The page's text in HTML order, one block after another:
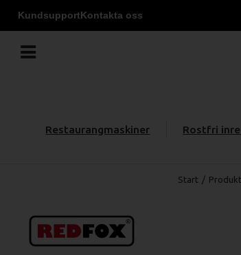
KundsupportKontakta oss
Restaurangmaskiner Rostfri
Start /